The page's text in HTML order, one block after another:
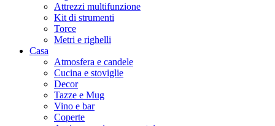
Attrezzi multifunzione
Kit di strumenti
Torce
Metri e righelli
Casa
Atmosfera e candele
Cucina e stoviglie
Decor
Tazze e Mug
Vino e bar
Coperte